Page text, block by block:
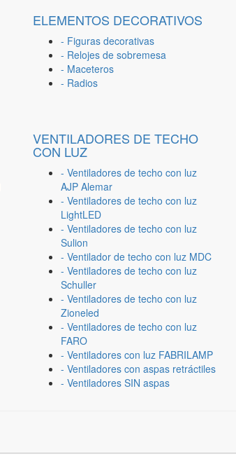
ELEMENTOS DECORATIVOS
- Figuras decorativas
- Relojes de sobremesa
- Maceteros
- Radios
VENTILADORES DE TECHO
CON LUZ
- Ventiladores de techo con luz
AJP Alemar
- Ventiladores de techo con luz
LightLED
- Ventiladores de techo con luz
Sulion
- Ventilador de techo con luz MDC
- Ventiladores de techo con luz
Schuller
- Ventiladores de techo con luz
Zioneled
- Ventiladores de techo con luz
FARO
- Ventiladores con luz FABRILAMP
- Ventiladores con aspas retráctiles
- Ventiladores SIN aspas